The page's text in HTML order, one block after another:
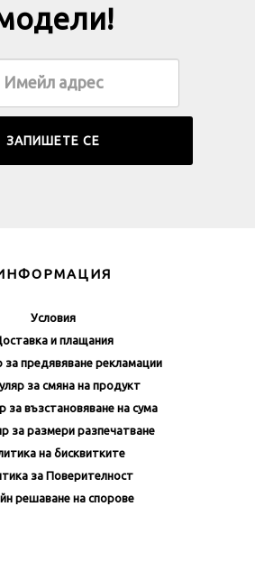
Условия
и плащания
предявяване рекламации
за смяна на продукт
за възстановяване на сума
за размери разпечатване
на бисквитките
за Поверителност
решаване на спорове